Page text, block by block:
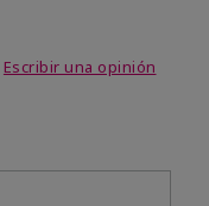
Escribir una opinión